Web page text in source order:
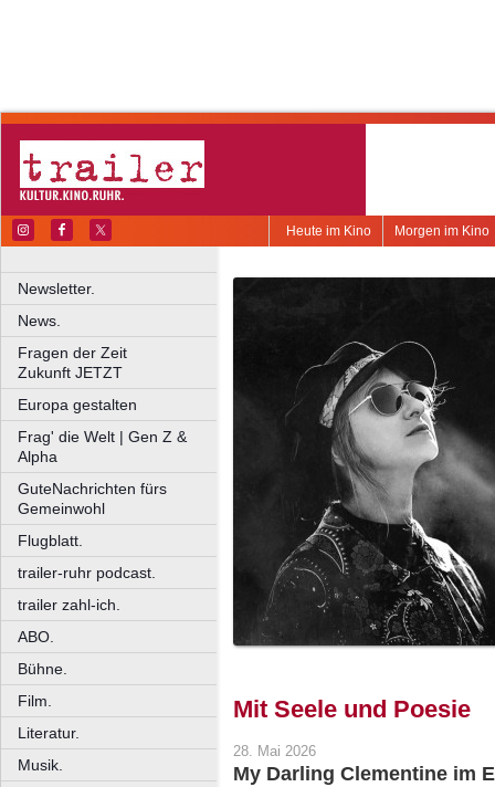
Morgen im Kino
Heute im Kino
Newsletter.
News.
Fragen der Zeit
Zukunft JETZT
Europa gestalten
Frag' die Welt | Gen Z &
Alpha
GuteNachrichten fürs
Gemeinwohl
Flugblatt.
trailer-ruhr podcast.
trailer zahl-ich.
ABO.
Bühne.
Film.
Literatur.
Musik.
Mit Seele und Poesie
28. Mai 2026
My Darling Clementine im